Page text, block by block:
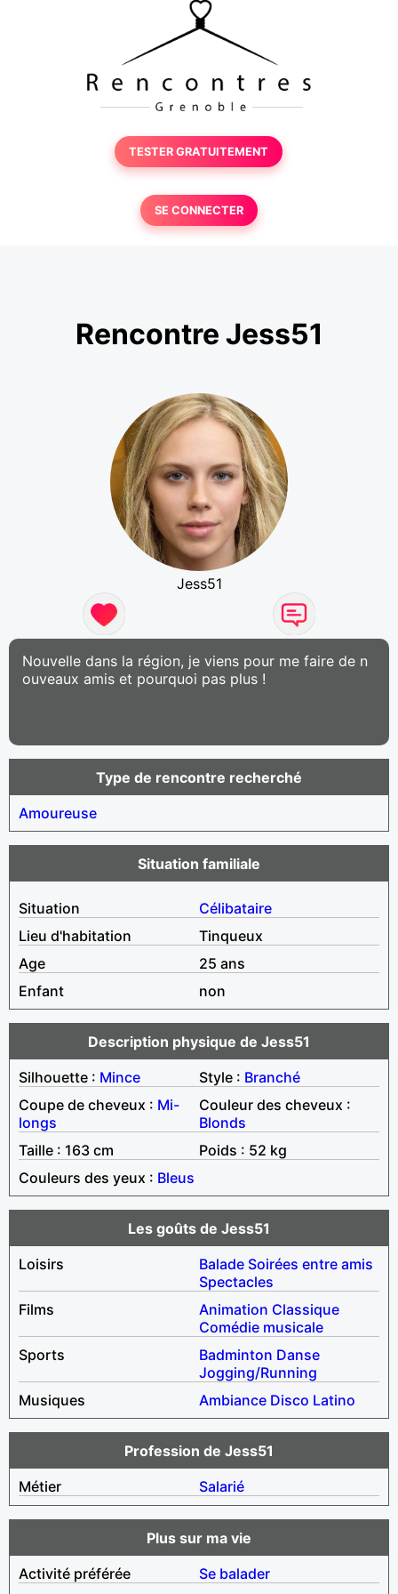
TESTER GRATUITEMENT
SE CONNECTER
Rencontre Jess51
Jess51
Nouvelle dans la région, je viens pour me faire de n
ouveaux amis et pourquoi pas plus !
Type de rencontre recherché
Amoureuse
Situation familiale
Situation
Célibataire
Lieu d'habitation
Tinqueux
Age
25 ans
Enfant
non
Description physique de Jess51
Silhouette : Mince Style : Branché
Coupe de cheveux : Mi-
longs
Couleur des cheveux :
Blonds
Taille : 163 cm
Poids : 52 kg
Couleurs des yeux : Bleus
Les goûts de Jess51
Loisirs
Balade Soirées entre amis
Spectacles
Films
Animation Classique
Comédie musicale
Sports
Badminton Danse
Jogging/Running
Musiques
Ambiance Disco Latino
Profession de Jess51
Métier
Salarié
Plus sur ma vie
Activité préférée
Se balader